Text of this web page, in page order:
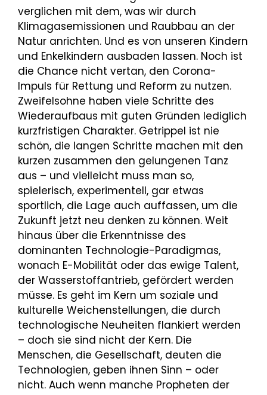
verglichen mit dem, was wir durch
Klimagasemissionen und Raubbau an der
Natur anrichten. Und es von unseren Kindern
und Enkelkindern ausbaden lassen. Noch ist
die Chance nicht vertan, den Corona-
Impuls für Rettung und Reform zu nutzen.
Zweifelsohne haben viele Schritte des
Wiederaufbaus mit guten Gründen lediglich
kurzfristigen Charakter. Getrippel ist nie
schön, die langen Schritte machen mit den
kurzen zusammen den gelungenen Tanz
aus – und vielleicht muss man so,
spielerisch, experimentell, gar etwas
sportlich, die Lage auch auffassen, um die
Zukunft jetzt neu denken zu können. Weit
hinaus über die Erkenntnisse des
dominanten Technologie-Paradigmas,
wonach E-Mobilität oder das ewige Talent,
der Wasserstoffantrieb, gefördert werden
müsse. Es geht im Kern um soziale und
kulturelle Weichenstellungen, die durch
technologische Neuheiten flankiert werden
– doch sie sind nicht der Kern. Die
Menschen, die Gesellschaft, deuten die
Technologien, geben ihnen Sinn – oder
nicht. Auch wenn manche Propheten der